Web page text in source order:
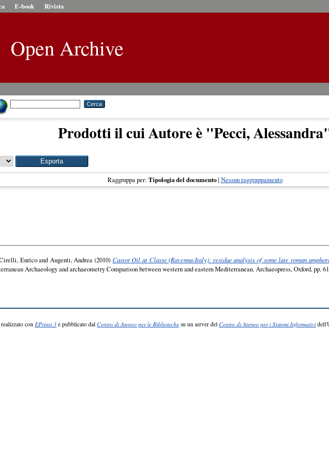
E-book Rivista
Open Archive
Prodotti il cui Autore è "Pecci, Alessandra
Raggruppa per: Tipologia del documento| Nessun raggruppamento
Enricoand Augenti, Andrea (2010) Castor Oil at Classe (Ravenna-Italy): residue analysis of some late roman
Archaeology and archaeometry Comparison between western and eastern Mediterranean. Archaeopress, Oxford, pp.
con EPrints 3 e pubblicato dal Centro di Ateneo per le Biblioteche su un server del Centro di Ateneo per i Sistemi Informativi